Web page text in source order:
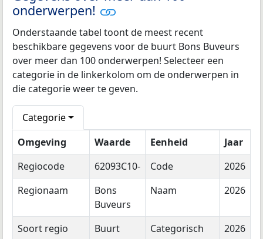
onderwerpen!
Onderstaande tabel toont de meest recent
beschikbare gegevens voor de buurt Bons Buveurs
over meer dan 100 onderwerpen! Selecteer een
categorie in de linkerkolom om de onderwerpen in
die categorie weer te geven.
Categorie
Omgeving
Waarde Eenheid
Jaar
Regiocode
62093C10- Code
2026
Regionaam
Bons
Buveurs
Naam 2026
Soort regio Buurt
Categorisch
2026